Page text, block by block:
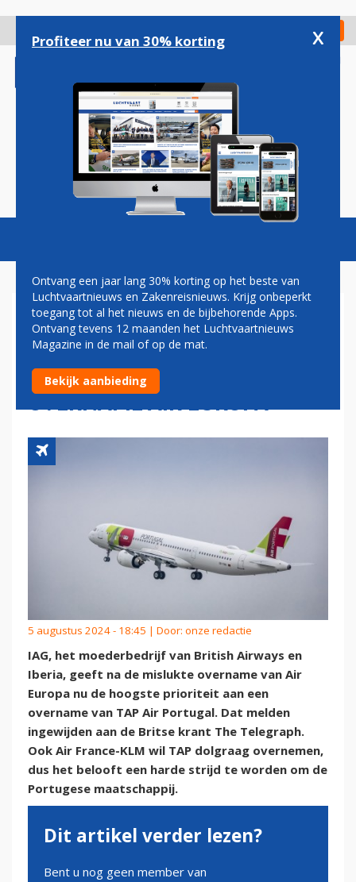
gaan
Check in
Magazine Podcasts Vacatures
TEGENVALLER VOOR AIR
FRANCE-KLM? 'IAG BIJT ZICH
VAST IN TAP NA MISLUKTE
OVERNAME AIR EUROPA'
5 augustus 2024 - 18:45 | Door: onze redactie
IAG, het moederbedrijf van British Airways en
Iberia, geeft na de mislukte overname van Air
Europa nu de hoogste prioriteit aan een
overname van TAP Air Portugal. Dat melden
ingewijden aan de Britse krant The Telegraph.
Ook Air France-KLM wil TAP dolgraag overnemen,
dus het belooft een harde strijd te worden om de
Portugese maatschappij.
Dit artikel verder lezen?
Bent u nog geen member van
Profiteer nu van 30% korting x
Ontvang een jaar lang 30% korting op het beste van
Luchtvaartnieuws en Zakenreisnieuws. Krijg onbeperkt
toegang tot al het nieuws en de bijbehorende Apps.
Ontvang tevens 12 maanden het Luchtvaartnieuws
Magazine in de mail of op de mat.
Bekijk aanbieding